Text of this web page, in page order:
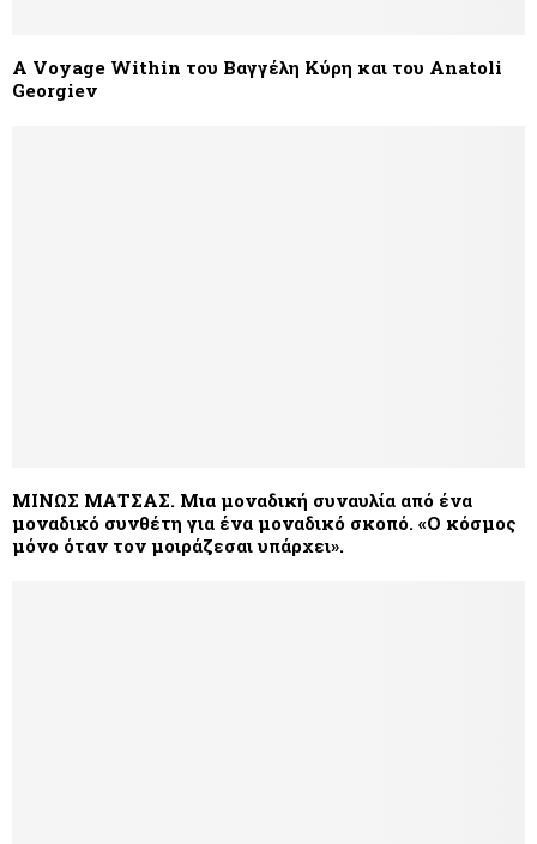
A Voyage Within του Βαγγέλη Κύρη και του Anatoli
Georgiev
MΙΝΩΣ ΜΑΤΣΑΣ. Μια μοναδική συναυλία από ένα
μοναδικό συνθέτη για ένα μοναδικό σκοπό. «Ο κόσμος
μόνο όταν τον μοιράζεσαι υπάρχει».